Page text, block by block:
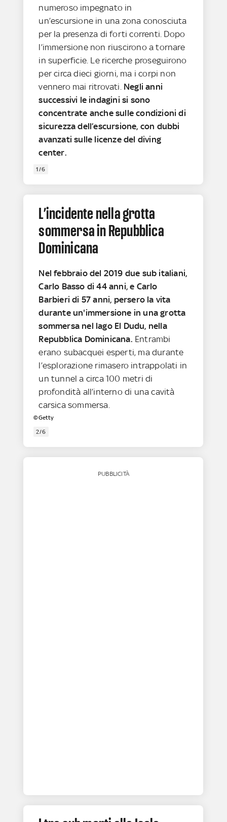
numeroso impegnato in
un’escursione in una zona conosciuta
per la presenza di forti correnti. Dopo
l’immersione non riuscirono a tornare
in superficie. Le ricerche proseguirono
per circa dieci giorni, ma i corpi non
vennero mai ritrovati. Negli anni
successivi le indagini si sono
concentrate anche sulle condizioni di
sicurezza dell’escursione, con dubbi
avanzati sulle licenze del diving
center.
1/6
L’incidente nella grotta
sommersa in Repubblica
Dominicana
Nel febbraio del 2019 due sub italiani,
Carlo Basso di 44 anni, e Carlo
Barbieri di 57 anni, persero la vita
durante un'immersione in una grotta
sommersa nel lago El Dudu, nella
Repubblica Dominicana. Entrambi
erano subacquei esperti, ma durante
l’esplorazione rimasero intrappolati in
un tunnel a circa 100 metri di
profondità all’interno di una cavità
carsica sommersa.
©Getty
2/6
PUBBLICITÀ